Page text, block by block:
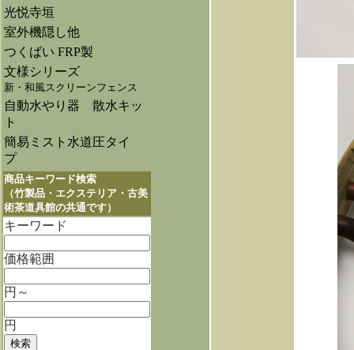
光悦寺垣
室外機隠し他
つくばい FRP製
文様シリーズ
新・和風スクリーンフェンス
自動水やり器 散水キッ
ト
簡易ミスト水道圧タイ
プ
商品キーワード検索
（竹製品・エクステリア・古美
術茶道具館の共通です）
キーワード
価格範囲
円～
円